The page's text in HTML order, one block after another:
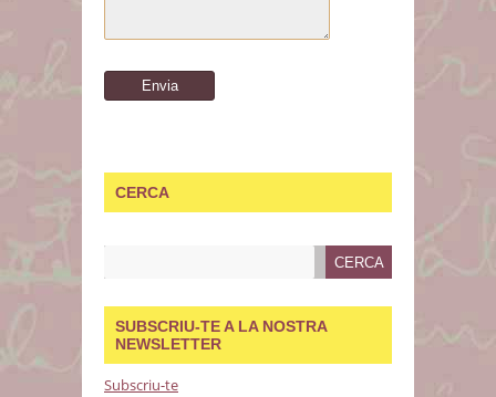
CERCA
SUBSCRIU-TE A LA NOSTRA
NEWSLETTER
Subscriu-te